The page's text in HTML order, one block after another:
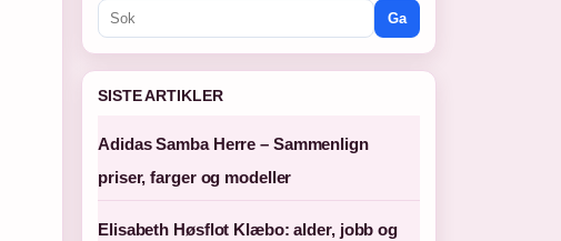
Ga
SISTE ARTIKLER
Adidas Samba Herre – Sammenlign
priser, farger og modeller
Elisabeth Høsflot Klæbo: alder, jobb og